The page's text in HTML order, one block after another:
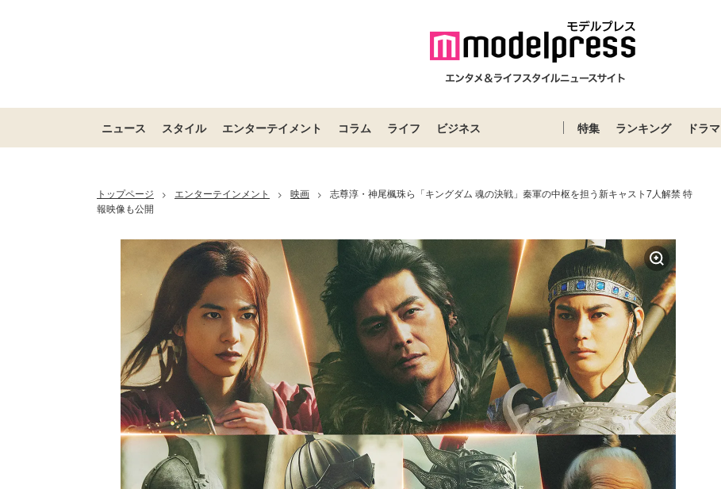
ニュース スタイル エンターテイメント コラム ライフ ビジネス 特集 ランキング ドラマ
トップページ > エンターテインメント > 映画 >
志尊淳・神尾楓珠ら「キングダム 魂の決戦」秦軍の中枢を担う新キャスト7人解禁 特
報映像も公開